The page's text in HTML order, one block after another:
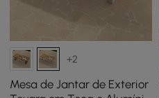
+2
Mesa de Jantar de Exterior